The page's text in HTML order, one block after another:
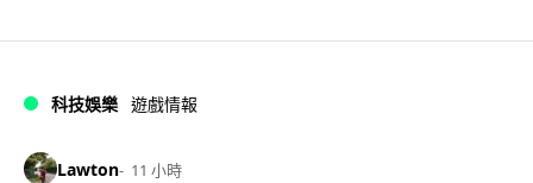
科技娛樂 遊戲情報
Lawton 11 小時